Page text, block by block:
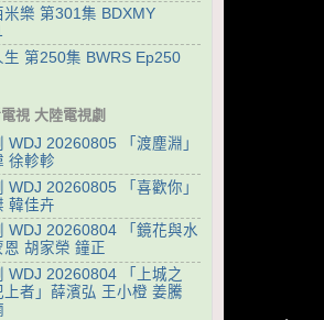
米樂 第301集 BDXMY
生 第250集 BWRS Ep250
視 大陸電視劇
WDJ 20260805 「渡塵淵」
徐軫軫
WDJ 20260805 「喜歡你」
韓佳卉
WDJ 20260804 「鏡花與水
恩 胡家榮 鐘正
WDJ 20260804 「上城之
上者」薛濱弘 王小橙 姜騰